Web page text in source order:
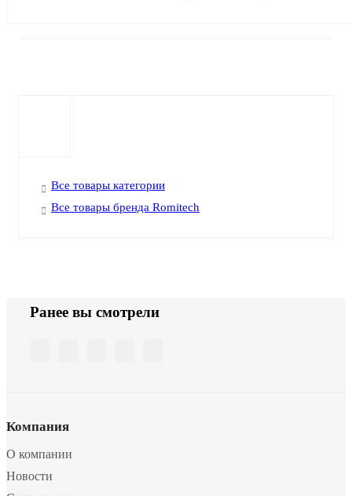
Все товары категории
Все товары бренда Romitech
Ранее вы смотрели
Компания
О компании
Новости